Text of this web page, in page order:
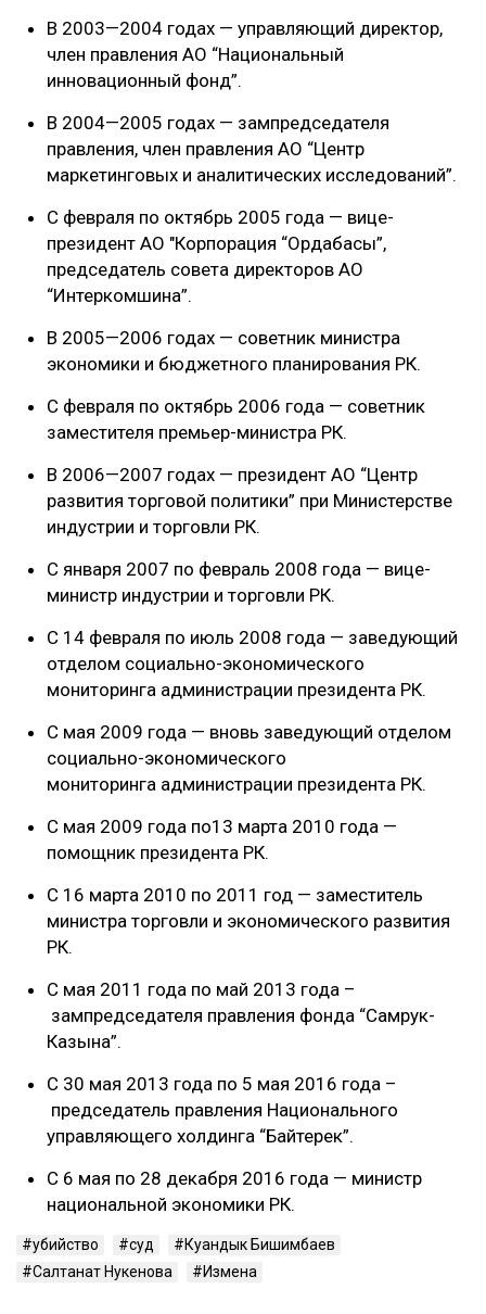
В 2003—2004 годах — управляющий директор,
член правления АО “Национальный
инновационный фонд”.
В 2004—2005 годах — зампредседателя
правления, член правления АО “Центр
маркетинговых и аналитических исследований”.
С февраля по октябрь 2005 года — вице-
президент АО "Корпорация “Ордабасы”,
председатель совета директоров АО
“Интеркомшина”.
В 2005—2006 годах — советник министра
экономики и бюджетного планирования РК.
С февраля по октябрь 2006 года — советник
заместителя премьер-министра РК.
В 2006—2007 годах — президент АО “Центр
развития торговой политики” при Министерстве
индустрии и торговли РК.
С января 2007 по февраль 2008 года — вице-
министр индустрии и торговли РК.
С 14 февраля по июль 2008 года — заведующий
отделом социально-экономического
мониторинга администрации президента РК.
С мая 2009 года — вновь заведующий отделом
социально-экономического
мониторинга администрации президента РК.
С мая 2009 года по13 марта 2010 года —
помощник президента РК.
С 16 марта 2010 по 2011 год — заместитель
министра торговли и экономического развития
РК.
С мая 2011 года по май 2013 года –
зампредседателя правления фонда “Самрук-
Казына”.
С 30 мая 2013 года по 5 мая 2016 года –
председатель правления Национального
управляющего холдинга “Байтерек”.
С 6 мая по 28 декабря 2016 года — министр
национальной экономики РК.
убийство суд
Куандык Бишимбаев
Салтанат Нукенова
Измена